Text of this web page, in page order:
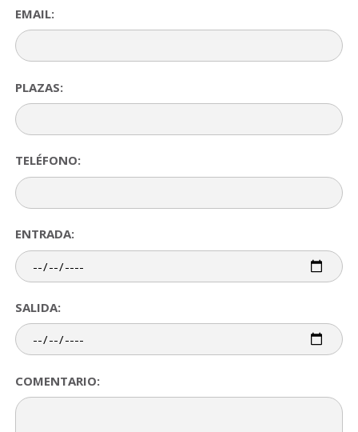
EMAIL:
PLAZAS:
TELÉFONO:
ENTRADA:
SALIDA:
COMENTARIO: